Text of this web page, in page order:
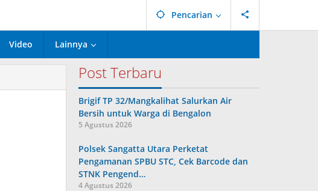
Pencarian
Video Lainnya
Post Terbaru
Brigif TP 32/Mangkalihat Salurkan Air
Bersih untuk Warga di Bengalon
5 Agustus 2026
Polsek Sangatta Utara Perketat
Pengamanan SPBU STC, Cek Barcode dan
STNK Pengend…
4 Agustus 2026